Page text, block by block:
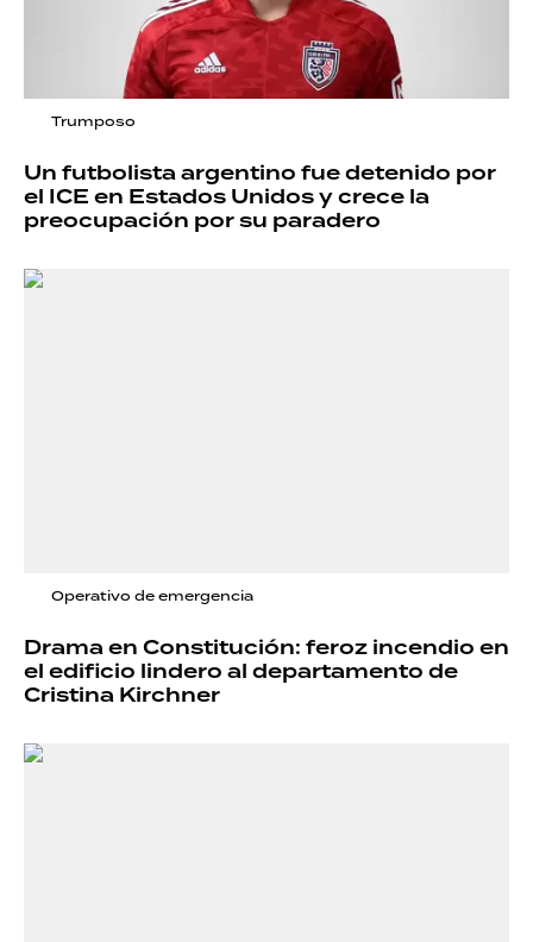
Trumposo
Un futbolista argentino fue detenido por
el ICE en Estados Unidos y crece la
preocupación por su paradero
Operativo de emergencia
Drama en Constitución: feroz incendio en
el edificio lindero al departamento de
Cristina Kirchner